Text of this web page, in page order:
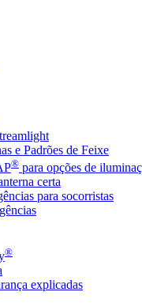
e Padrões de Feixe
® para opções de
certa
para socorristas
®
explicadas